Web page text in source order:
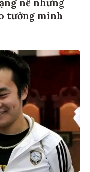
nề nhưng
tưởng mình